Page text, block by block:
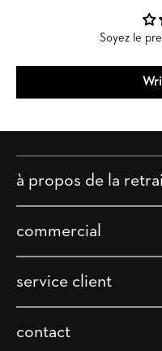
Soyez le
à propos de la
commercial
service client
contact